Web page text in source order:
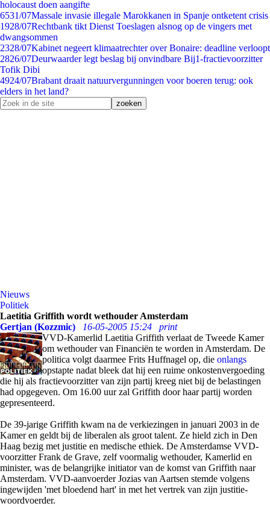
holocaust doen aangifte
6531/07Massale invasie illegale Marokkanen in Spanje ontketent crisis
1928/07Rechtbank tikt Dienst Toeslagen alsnog op de vingers met
dwangsommen
2328/07Kabinet negeert klimaatrechter over Bonaire: deadline verloopt
2826/07Deurwaarder legt beslag bij onvindbare Bij1-fractievoorzitter
Tofik Dibi
4924/07Brabant draait natuurvergunningen voor boeren terug: ook
elders in het land?
Nieuws
Politiek
Laetitia Griffith wordt wethouder Amsterdam
Gertjan (Kozzmic)
16-05-2005 15:24
print
VVD-Kamerlid Laetitia Griffith verlaat de Tweede Kamer
om wethouder van Financiën te worden in Amsterdam. De
politica volgt daarmee Frits Huffnagel op, die onlangs
opstapte nadat bleek dat hij een ruime onkostenvergoeding
die hij als fractievoorzitter van zijn partij kreeg niet bij de belastingen
had opgegeven. Om 16.00 uur zal Griffith door haar partij worden
gepresenteerd.
De 39-jarige Griffith kwam na de verkiezingen in januari 2003 in de
Kamer en geldt bij de liberalen als groot talent. Ze hield zich in Den
Haag bezig met justitie en medische ethiek. De Amsterdamse VVD-
voorzitter Frank de Grave, zelf voormalig wethouder, Kamerlid en
minister, was de belangrijke initiator van de komst van Griffith naar
Amsterdam. VVD-aanvoerder Jozias van Aartsen stemde volgens
ingewijden 'met bloedend hart' in met het vertrek van zijn justitie-
woordvoerder.